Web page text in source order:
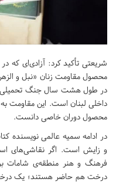
شریعتی تأکید کرد: آزادی‌ای که
محصول مقاومت زنان «نبل و
داخلی لبنان است. این مقاومت
محصول دوران خاصی دانست‌.
در ادامه سمیه عالمی نویسنده
و زایش است. اگر نقاشی‌های
فرهنگ و هنر منطقه‌ی شامات
درخت هم حاضر هستند؛ یک درخت